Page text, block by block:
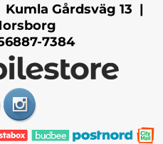
Gårdsväg 13 |
7384